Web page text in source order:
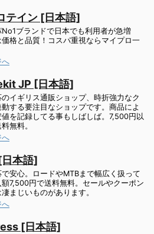
テイン [日本語]
No1ブランドで日本でも利用者が急増
格と品質！コスパ重視ならマイプロ一
へ
JP [日本語]
のイギリス通販ショップ、時折強力なク
する要注目なショップです。商品によ
値を記録してる事もしばしば。7,500円以
無料。
へ
日本語]
で安心。ロードやMTBまで幅広く扱って
額7,500円で送料無料。セールやクーポン
まじいものがあります。
へ
[日本語]